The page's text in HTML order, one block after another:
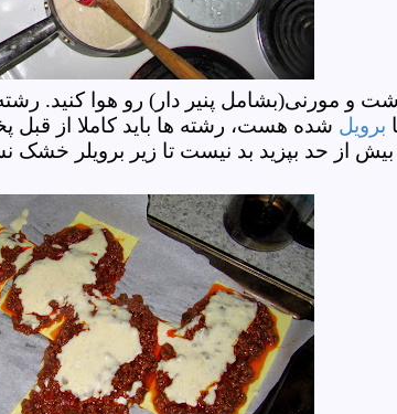
و مورنی(بشامل پنیر دار) رو هوا کنید.
برویل شده هست، رشته ها باید کاملا از
بیش از حد بپزید بد نیست تا زیر برویلر